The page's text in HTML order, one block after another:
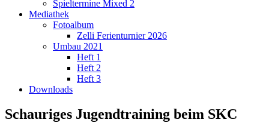
Spieltermine Mixed 2
Mediathek
Fotoalbum
Zelli Ferienturnier 2026
Umbau 2021
Heft 1
Heft 2
Heft 3
Downloads
Schauriges Jugendtraining beim SKC